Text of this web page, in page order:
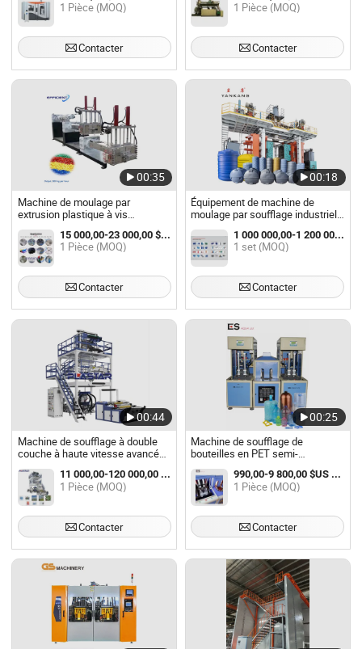
1 Pièce (MOQ)
Contacter
1 Pièce (MOQ)
Contacter
00:35
Machine de moulage par
extrusion plastique à vis
jumelées en PVC et PE
15 000,00-23 000,00 $US / Pièce
1 Pièce (MOQ)
Contacter
00:18
Équipement de machine de
moulage par soufflage industriel
pour réservoir d'eau, cônes de
circulation, palettes et kayaks 1 000 000,00-1 200 000,00 $US / set
1 set (MOQ)
Contacter
00:44
Machine de soufflage à double
couche à haute vitesse avancée
pour l'efficacité énergétique
11 000,00-120 000,00 $US / Pièce
1 Pièce (MOQ)
Contacter
00:25
Machine de soufflage de
bouteilles en PET semi-
automatique à grande vitesse
avec 4 cavités, machines de
soufflage de bouteilles en
plastique / machine de soufflage
de bouteilles en PET
990,00-9 800,00 $US / Pièce
1 Pièce (MOQ)
Contacter